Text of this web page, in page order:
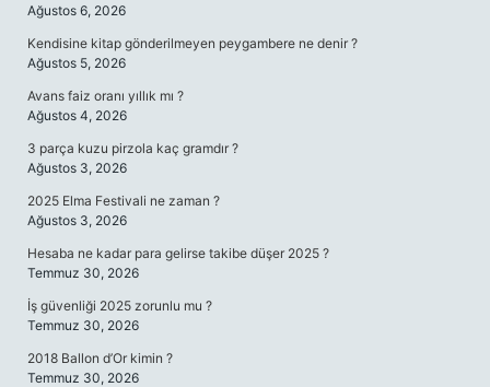
Ağustos 6, 2026
Kendisine kitap gönderilmeyen peygambere ne denir ?
Ağustos 5, 2026
Avans faiz oranı yıllık mı ?
Ağustos 4, 2026
3 parça kuzu pirzola kaç gramdır ?
Ağustos 3, 2026
2025 Elma Festivali ne zaman ?
Ağustos 3, 2026
Hesaba ne kadar para gelirse takibe düşer 2025 ?
Temmuz 30, 2026
İş güvenliği 2025 zorunlu mu ?
Temmuz 30, 2026
2018 Ballon d’Or kimin ?
Temmuz 30, 2026